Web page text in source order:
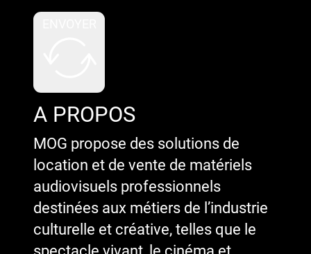
A PROPOS
MOG propose des solutions de
location et de vente de matériels
audiovisuels professionnels
destinées aux métiers de l’industrie
culturelle et créative, telles que le